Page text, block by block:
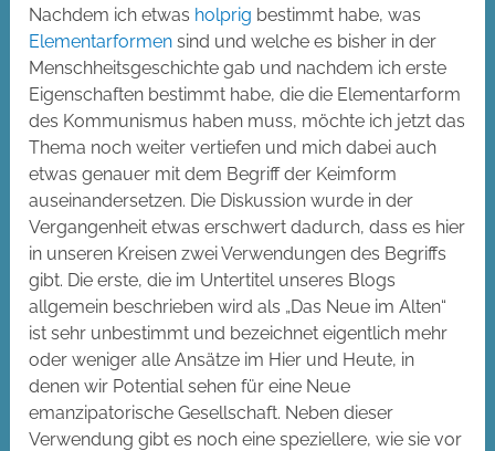
Nachdem ich etwas holprig bestimmt habe, was
Elementarformen sind und welche es bisher in der
Menschheitsgeschichte gab und nachdem ich erste
Eigenschaften bestimmt habe, die die Elementarform
des Kommunismus haben muss, möchte ich jetzt das
Thema noch weiter vertiefen und mich dabei auch
etwas genauer mit dem Begriff der Keimform
auseinandersetzen. Die Diskussion wurde in der
Vergangenheit etwas erschwert dadurch, dass es hier
in unseren Kreisen zwei Verwendungen des Begriffs
gibt. Die erste, die im Untertitel unseres Blogs
allgemein beschrieben wird als „Das Neue im Alten“
ist sehr unbestimmt und bezeichnet eigentlich mehr
oder weniger alle Ansätze im Hier und Heute, in
denen wir Potential sehen für eine Neue
emanzipatorische Gesellschaft. Neben dieser
Verwendung gibt es noch eine speziellere, wie sie vor